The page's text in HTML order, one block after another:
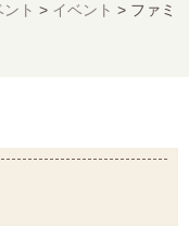
ント > イベント > ファミ